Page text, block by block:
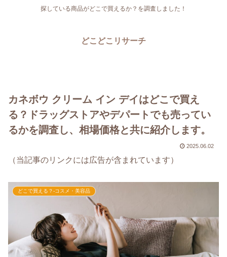
探している商品がどこで買えるか？を調査しました！
どこどこリサーチ
カネボウ クリーム イン デイはどこで買え
る？ドラッグストアやデパートでも売ってい
るかを調査し、相場価格と共に紹介します。
2025.06.02
（当記事のリンクには広告が含まれています）
どこで買える？-コスメ・美容品